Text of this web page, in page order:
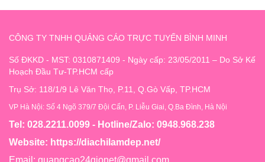
CÔNG TY TNHH QUẢNG CÁO TRỰC TUYẾN BÌNH MINH
Số ĐKKD - MST: 0310871409 - Ngày cấp: 23/05/2011 – Do Sở Kế
Hoạch Đầu Tư-TP.HCM cấp
Trụ Sở: 118/1/9 Lê Văn Thọ, P.11, Q.Gò Vấp, TP.HCM
VP Hà Nội: Số 4 Ngõ 379/7 Đội Cấn, P. Liễu Giai, Q.Ba Đình, Hà Nội
Tel: 028.2211.0099 - Hotline/Zalo: 0948.968.238
Website: https://diachilamdep.net/
Email: quangcao24gionet@gmail.com